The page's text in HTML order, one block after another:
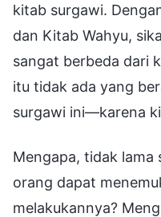
kitab surgawi.
dan Kitab Wahyu,
sangat berbeda dari
itu tidak ada yang
surgawi ini—karena
Mengapa, tidak lama
orang dapat
melakukannya?